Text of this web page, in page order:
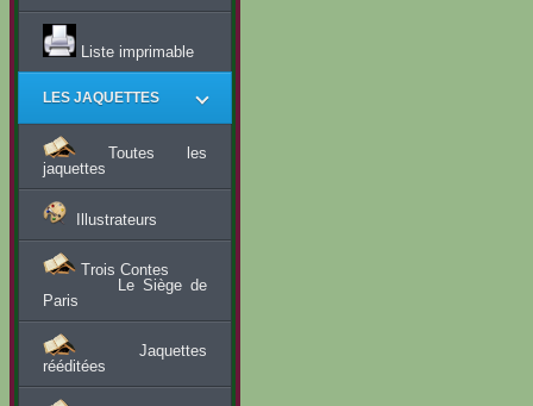
Liste imprimable
LES JAQUETTES
Toutes les
jaquettes
Illustrateurs
Trois Contes
Le Siège de
Paris
Jaquettes
rééditées